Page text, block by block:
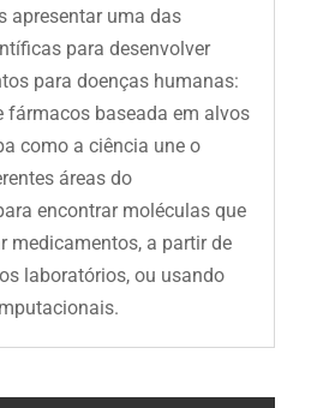
apresentar uma das
para desenvolver
para doenças humanas:
fármacos baseada em alvos
como a ciência une o
áreas do
encontrar moléculas que
medicamentos, a partir de
laboratórios, ou usando